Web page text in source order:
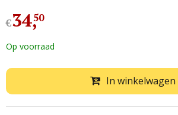
€34,
50
Op voorraad
In winkelwagen